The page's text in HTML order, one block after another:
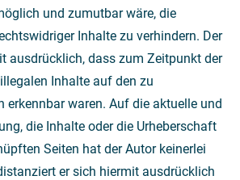
und zumutbar wäre, die
Inhalte zu verhindern. Der
ausdrücklich, dass zum Zeitpunkt der
Inhalte auf den zu
erkennbar waren. Auf die aktuelle und
die Inhalte oder die Urheberschaft
Seiten hat der Autor keinerlei
er sich hiermit ausdrücklich